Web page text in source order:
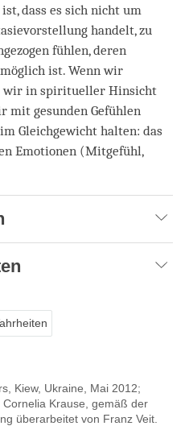
dass es sich nicht um
handelt, zu
fühlen, deren
ist. Wenn wir
wir in spiritueller Hinsicht
mit gesunden Gefühlen
Gleichgewicht halten: das
Emotionen (Mitgefühl,
Kiew, Ukraine, Mai 2012;
Krause, gemäß der
überarbeitet von Franz Veit.